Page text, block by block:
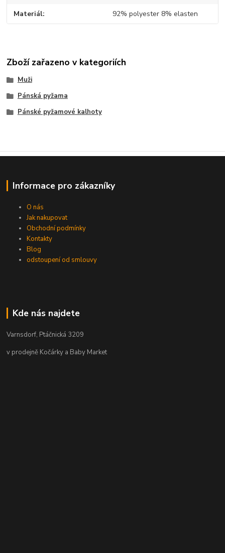
Materiál 92% polyester 8% elasten
Zboží zařazeno v kategoriích
Muži
Pánská pyžama
Pánské pyžamové kalhoty
Informace pro zákazníky
O nás
Jak nakupovat
Obchodní podmínky
Kontakty
Blog
odstoupení od smlouvy
Kde nás najdete
Varnsdorf, Ptáčnická 3209
v prodejně Kočárky a Baby Market